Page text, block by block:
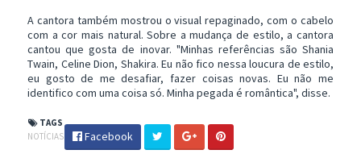
A cantora também mostrou o visual repaginado, com o cabelo
com a cor mais natural. Sobre a mudança de estilo, a cantora
cantou que gosta de inovar. "Minhas referências são Shania
Twain, Celine Dion, Shakira. Eu não fico nessa loucura de estilo,
eu gosto de me desafiar, fazer coisas novas. Eu não me
identifico com uma coisa só. Minha pegada é romântica", disse.
TAGS
NOTÍCIAS
Facebook